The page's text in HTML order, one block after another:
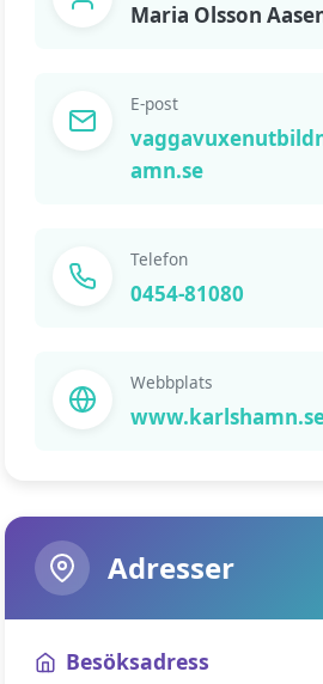
Maria Olsson
E-post
amn.se
Telefon
0454-81080
Webbplats
Adresser
Besöksadress